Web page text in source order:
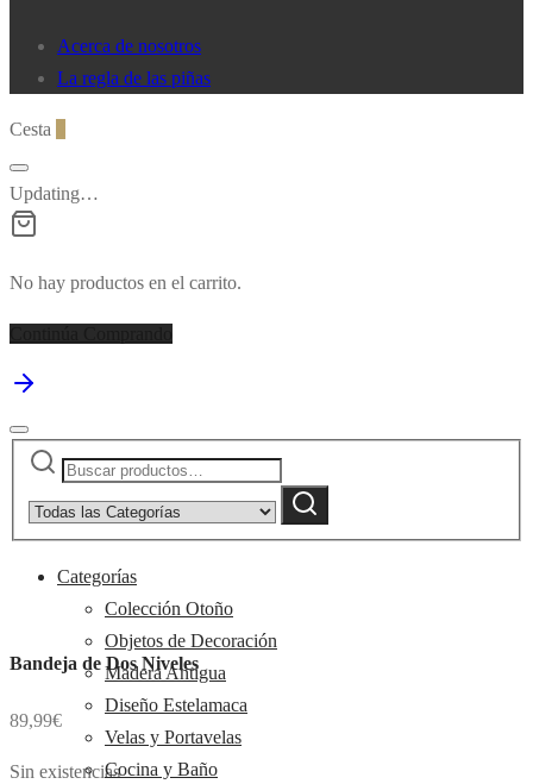
Bandeja de Dos Niveles
89,99€
Sin existencias
Acerca de nosotros
La regla de las piñas
Cesta
Updating…
No hay productos en el carrito.
Buscar
by
category:
Buscar
Categorías
Colección Otoño
Objetos de Decoración
Madera Antigua
Diseño Estelamaca
Velas y Portavelas
Cocina y Baño